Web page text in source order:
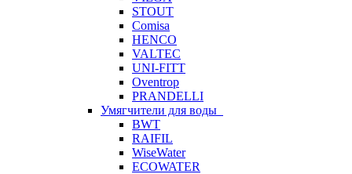
STOUT
Comisa
HENCO
VALTEC
UNI-FITT
Oventrop
PRANDELLI
Умягчители для воды
BWT
RAIFIL
WiseWater
ECOWATER